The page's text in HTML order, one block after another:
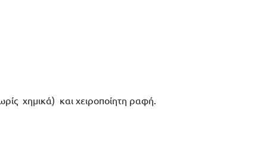
χημικά) και χειροποίητη ραφή.